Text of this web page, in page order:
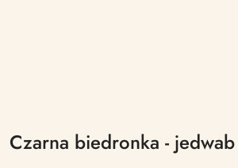
Czarna biedronka - jedwab